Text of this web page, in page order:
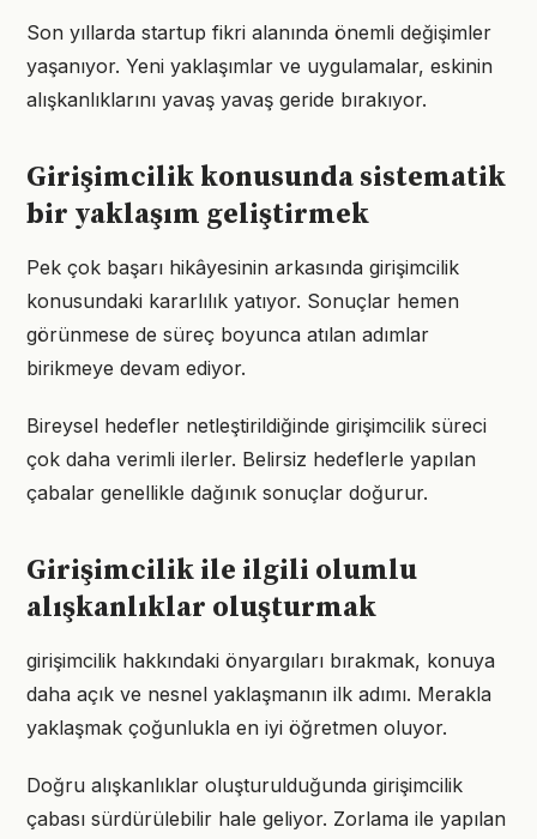
Son yıllarda startup fikri alanında önemli değişimler
yaşanıyor. Yeni yaklaşımlar ve uygulamalar, eskinin
alışkanlıklarını yavaş yavaş geride bırakıyor.
Girişimcilik konusunda sistematik
bir yaklaşım geliştirmek
Pek çok başarı hikâyesinin arkasında girişimcilik
konusundaki kararlılık yatıyor. Sonuçlar hemen
görünmese de süreç boyunca atılan adımlar
birikmeye devam ediyor.
Bireysel hedefler netleştirildiğinde girişimcilik süreci
çok daha verimli ilerler. Belirsiz hedeflerle yapılan
çabalar genellikle dağınık sonuçlar doğurur.
Girişimcilik ile ilgili olumlu
alışkanlıklar oluşturmak
girişimcilik hakkındaki önyargıları bırakmak, konuya
daha açık ve nesnel yaklaşmanın ilk adımı. Merakla
yaklaşmak çoğunlukla en iyi öğretmen oluyor.
Doğru alışkanlıklar oluşturulduğunda girişimcilik
çabası sürdürülebilir hale geliyor. Zorlama ile yapılan